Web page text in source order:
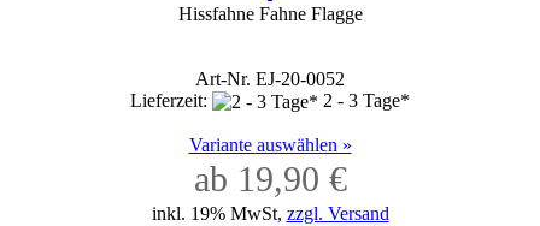
Hissfahne Fahne Flagge
Art-Nr. EJ-20-0052
Lieferzeit:
2 - 3 Tage*
Variante auswählen »
ab 19,90 €
inkl. 19% MwSt, zzgl. Versand